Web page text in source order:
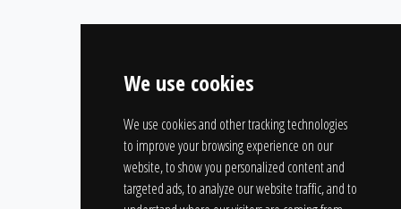
We use cookies
We use cookies and other tracking technologies
to improve your browsing experience on our
website, to show you personalized content and
targeted ads, to analyze our website traffic, and to